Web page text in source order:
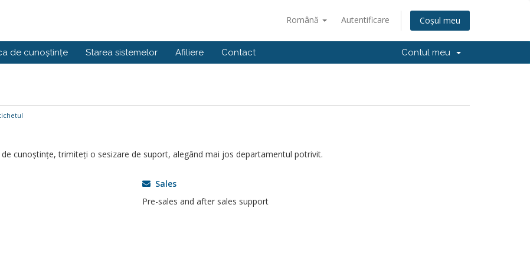
Română Autentificare Coșul meu
de cunoștințe Starea sistemelor Afiliere Contact Contul meu
cunoștințe, trimiteți o sesizare de suport, alegând mai jos departamentul potrivit.
Sales
Pre-sales and after sales support